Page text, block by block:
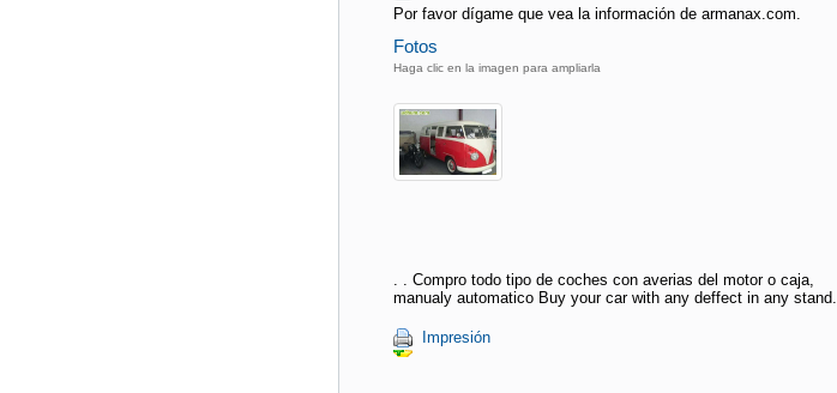
Por favor dígame que vea la información de armanax.com.
Fotos
Haga clic en la imagen para ampliarla
. . Compro todo tipo de coches con averias del motor o caja,
manualy automatico Buy your car with any deffect in any stand.
Impresión